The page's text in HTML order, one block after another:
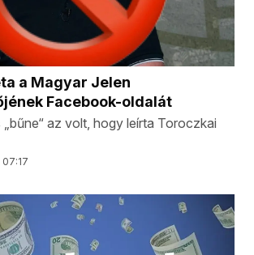
a Magyar Jelen
Facebook-oldalát
az volt, hogy leírta Toroczkai
07:17